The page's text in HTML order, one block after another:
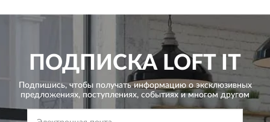
ПОДПИСКАLOFT IT
Подпишись, чтобы получать информацию о эксклюзивных
предложениях, поступлениях, событиях и многом другом